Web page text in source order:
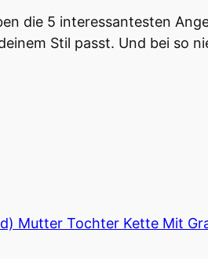
die 5 interessantesten
Stil passt. Und bei so
Mutter Tochter Kette Mit